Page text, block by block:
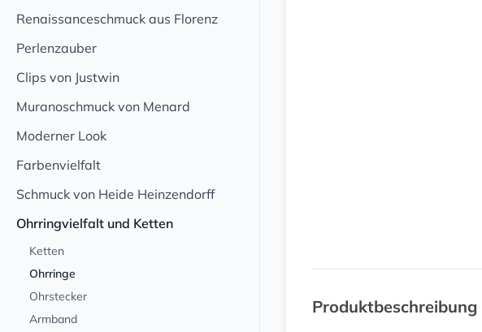
Renaissanceschmuck aus Florenz
Perlenzauber
Clips von Justwin
Muranoschmuck von Menard
Moderner Look
Farbenvielfalt
Schmuck von Heide Heinzendorff
Ohrringvielfalt und Ketten
Ketten
Ohrringe
Ohrstecker
Armband
Produktbeschreibung